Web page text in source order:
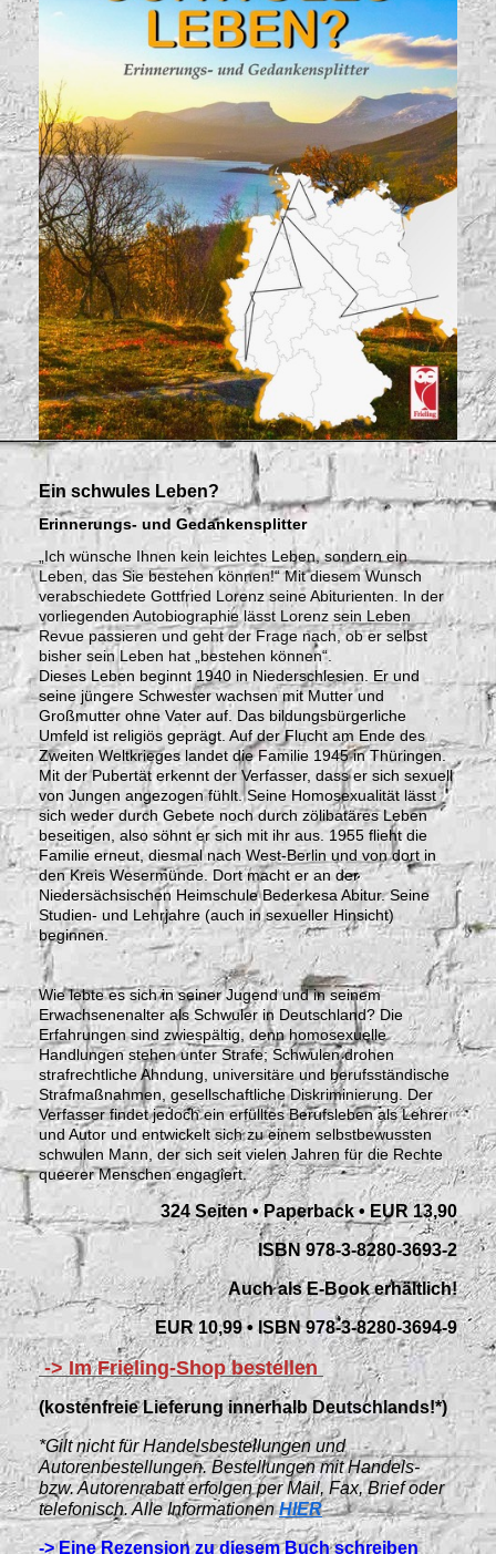
Ein schwules Leben?
Erinnerungs- und Gedankensplitter
„Ich wünsche Ihnen kein leichtes Leben, sondern ein
Leben, das Sie bestehen können!“ Mit diesem Wunsch
verabschiedete Gottfried Lorenz seine Abiturienten. In der
vorliegenden Autobiographie lässt Lorenz sein Leben
Revue passieren und geht der Frage nach, ob er selbst
bisher sein Leben hat „bestehen können“.
Dieses Leben beginnt 1940 in Niederschlesien. Er und
seine jüngere Schwester wachsen mit Mutter und
Großmutter ohne Vater auf. Das bildungsbürgerliche
Umfeld ist religiös geprägt. Auf der Flucht am Ende des
Zweiten Weltkrieges landet die Familie 1945 in Thüringen.
Mit der Pubertät erkennt der Verfasser, dass er sich sexuell
von Jungen angezogen fühlt. Seine Homosexualität lässt
sich weder durch Gebete noch durch zölibatäres Leben
beseitigen, also söhnt er sich mit ihr aus. 1955 flieht die
Familie erneut, diesmal nach West-Berlin und von dort in
den Kreis Wesermünde. Dort macht er an der
Niedersächsischen Heimschule Bederkesa Abitur. Seine
Studien- und Lehrjahre (auch in sexueller Hinsicht)
beginnen.
Wie lebte es sich in seiner Jugend und in seinem
Erwachsenenalter als Schwuler in Deutschland? Die
Erfahrungen sind zwiespältig, denn homosexuelle
Handlungen stehen unter Strafe; Schwulen drohen
strafrechtliche Ahndung, universitäre und berufsständische
Strafmaßnahmen, gesellschaftliche Diskriminierung. Der
Verfasser findet jedoch ein erfülltes Berufsleben als Lehrer
und Autor und entwickelt sich zu einem selbstbewussten
schwulen Mann, der sich seit vielen Jahren für die Rechte
queerer Menschen engagiert.
324 Seiten • Paperback • EUR 13,90
ISBN 978-3-8280-3693-2
Auch als E-Book erhältlich!
EUR 10,99 •ISBN 978-3-8280-3694-9
-> Im Frieling-Shop bestellen
(kostenfreie Lieferung innerhalb Deutschlands!*)
*Gilt nicht für Handelsbestellungen und
Autorenbestellungen. Bestellungen mit Handels-
bzw. Autorenrabatt erfolgen per Mail, Fax, Brief oder
telefonisch. Alle InformationenHIER
-> Eine Rezension zu diesem Buch schreiben